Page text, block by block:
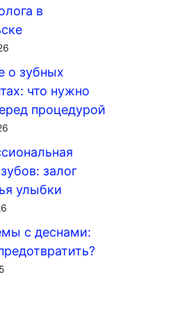
в
о зубных
что нужно
процедурой
залог
улыбки
с деснами: